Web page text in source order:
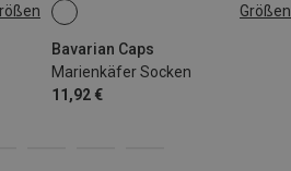
Größen
Bavarian Caps
Marienkäfer Socken
11,92 €
36|37|38|39|40